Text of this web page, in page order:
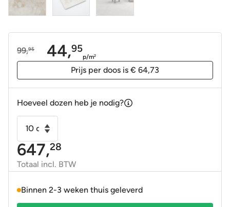
99,95
Oorspronkelijke
44,95
Huidige
p/m2
Prijs per doos is € 64,73
Hoeveel dozen heb je nodig?
Wandtegel
Xide
wit
mat
120x120
647,28
Totaal incl. BTW
Binnen 2-3 weken thuis geleverd